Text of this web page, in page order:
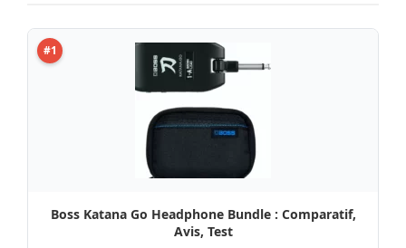
#1
Boss Katana Go Headphone Bundle : Comparatif,
Avis, Test